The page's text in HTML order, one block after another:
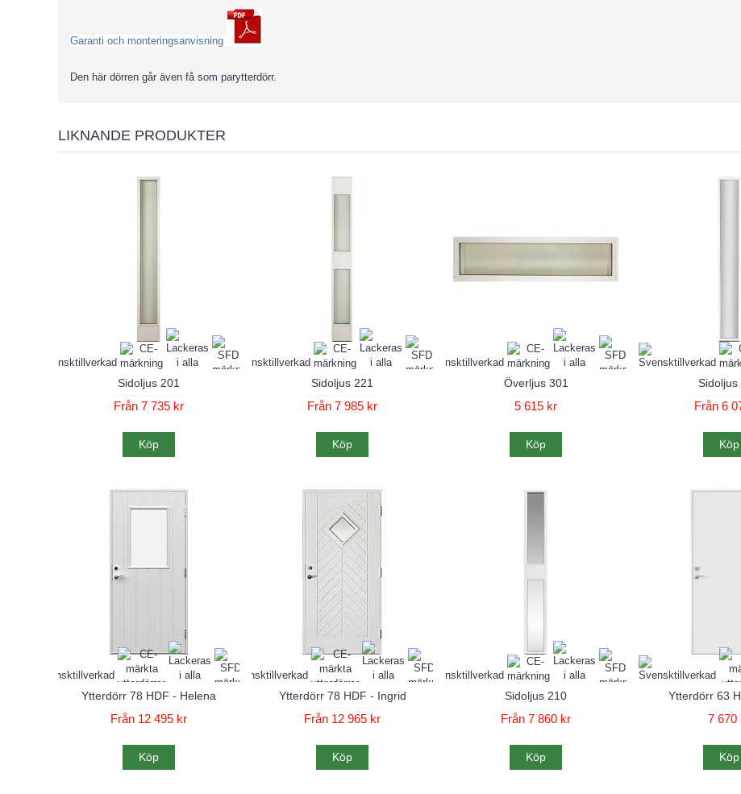
Garanti och monteringsanvisning
Den här dörren går även få som parytterdörr.
LIKNANDE PRODUKTER
Sidoljus 201
Från 7 735 kr
Köp
Sidoljus 221
Från 7 985 kr
Köp
Överljus 301
5 615 kr
Köp
Sidoljus
Från 6
Köp
Ytterdörr 78 HDF - Helena
Från 12 495 kr
Köp
Ytterdörr 78 HDF - Ingrid
Från 12 965 kr
Köp
Sidoljus 210
Från 7 860 kr
Köp
Ytterdörr 63
7 670
Köp